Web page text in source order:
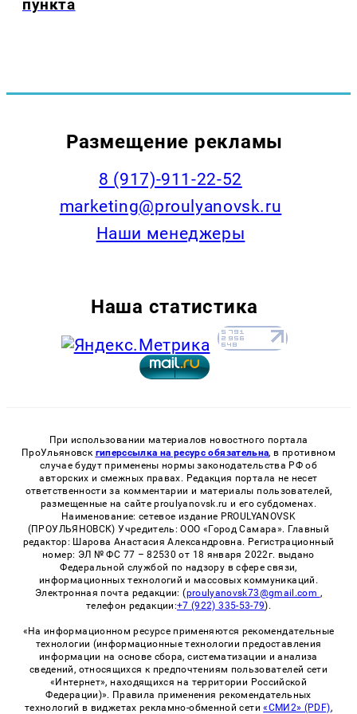
пункта
Размещение рекламы
8 (917)-911-22-52
marketing@proulyanovsk.ru
Наши менеджеры
Наша статистика
При использовании материалов новостного портала
ПроУльяновск гиперссылка на ресурс обязательна, в противном
случае будут применены нормы законодательства РФ об
авторских и смежных правах. Редакция портала не несет
ответственности за комментарии и материалы пользователей,
размещенные на сайте proulyanovsk.ru и его субдоменах.
Наименование: сетевое издание PROULYANOVSK
(ПРОУЛЬЯНОВСК) Учредитель: ООО «Город Самара». Главный
редактор: Шарова Анастасия Александровна. Регистрационный
номер: ЭЛ № ФС 77 – 82530 от 18 января 2022г. выдано
Федеральной службой по надзору в сфере связи,
информационных технологий и массовых коммуникаций.
Электронная почта редакции: (proulyanovsk73@gmail.com ,
телефон редакции:+7 (922) 335-53-79).
«На информационном ресурсе применяются рекомендательные
технологии (информационные технологии предоставления
информации на основе сбора, систематизации и анализа
сведений, относящихся к предпочтениям пользователей сети
«Интернет», находящихся на территории Российской
Федерации)». Правила применения рекомендательных
технологий в виджетах рекламно-обменной сети«СМИ2» (PDF),